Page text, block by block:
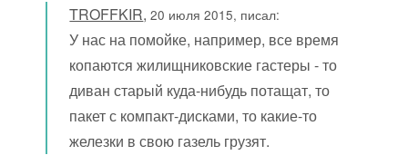
TROFFKIR,20 июля 2015, писал:
У нас на помойке, например, все время
копаются жилищниковские гастеры - то
диван старый куда-нибудь потащат, то
пакет с компакт-дисками, то какие-то
железки в свою газель грузят.